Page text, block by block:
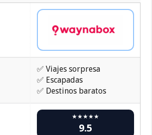
✅ Viajes sorpresa
✅ Escapadas
✅ Destinos baratos
★★★★★
9.5